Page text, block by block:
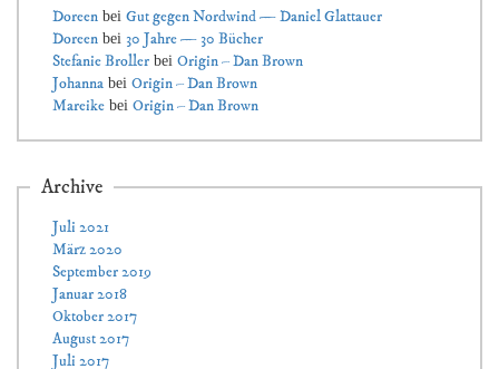
Doreen bei Gut gegen Nordwind — Daniel Glattauer
Doreen bei 30 Jahre — 30 Bücher
Stefanie Broller bei Origin – Dan Brown
Johanna bei Origin – Dan Brown
Mareike bei Origin – Dan Brown
Archive
Juli 2021
März 2020
September 2019
Januar 2018
Oktober 2017
August 2017
Juli 2017